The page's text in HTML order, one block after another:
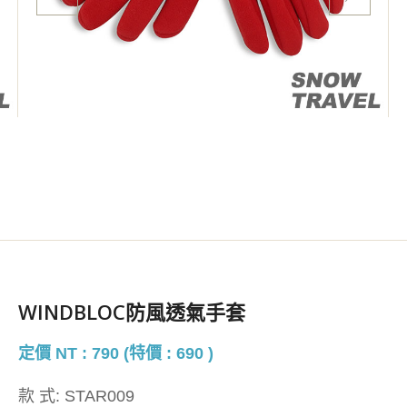
WINDBLOC防風透氣手套
定價 NT : 790 (特價 : 690 )
款 式: STAR009